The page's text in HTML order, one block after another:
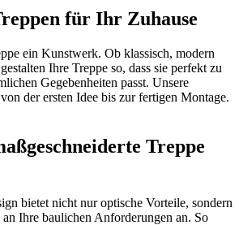
für Ihr Zuhause
ein Kunstwerk. Ob klassisch, modern
Ihre Treppe so, dass sie perfekt zu
Gegebenheiten passt. Unsere
der ersten Idee bis zur fertigen Montage.
Treppe
bietet nicht nur optische Vorteile, sondern
Ihre baulichen Anforderungen an. So